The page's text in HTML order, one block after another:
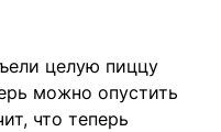
целую пиццу
можно опустить
что теперь